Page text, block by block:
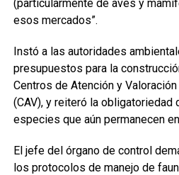
(particularmente de aves y
esos mercados”.
Instó a las autoridades
presupuestos para la
Centros de Atención y
(CAV), y reiteró la obligatoriedad
especies que aún permanecen
El jefe del órgano de control
los protocolos de manejo de